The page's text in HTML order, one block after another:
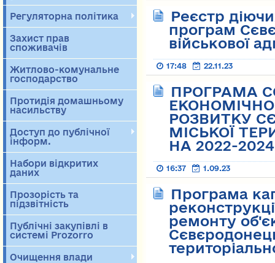
Регуляторна політика
Захист прав
споживачів
Житлово-комунальне
господарство
Протидія домашньому
насильству
Доступ до публічної
інформ.
Набори відкритих
даних
Прозорість та
підзвітність
Публічні закупівлі в
системі Prozorro
Очищення влади
Реєстр
програм
військової
17:48 22.11.23
ПРОГРАМА
РОЗВИТКУ
МІСЬКОЇ
НА 2022-
16:37 1.09.23
Програма
ремонту